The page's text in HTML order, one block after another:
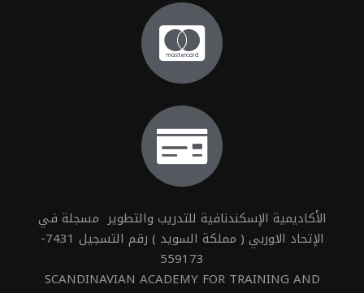
الأكاديمية الإسكندنافية للتدريب والتطوير مسجلة في
الإتحاد الاوربي ( مملكة السويد ) رقم التسجيل 7431-
559173
SCANDINAVIAN ACADEMY FOR TRAINING AND